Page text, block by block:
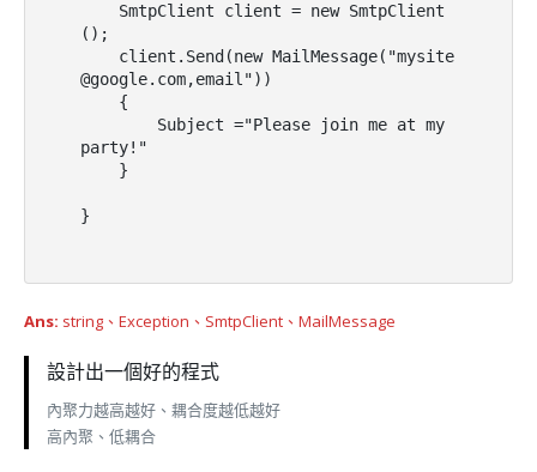
();
@google.com,email"))
party!"
}
Ans: string、Exception、SmtpClient、MailMessage
設計出一個好的程式
內聚力越高越好、耦合度越低越好
高內聚、低耦合